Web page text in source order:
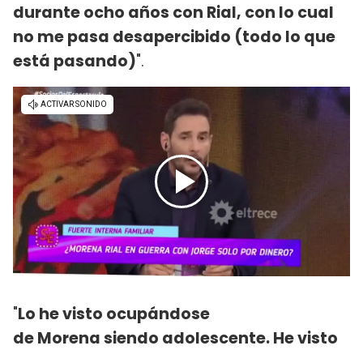
durante ocho años con Rial, con lo cual
no me pasa desapercibido (todo lo que
está pasando)".
"Lo he visto ocupándose
de Morena siendo adolescente. He visto